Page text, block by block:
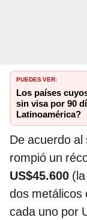
PUEDES VER:
Los países
sin visa por 90
Latinoamérica?
De acuerdo
rompió un
US$45.600
dos metálicos
cada uno por